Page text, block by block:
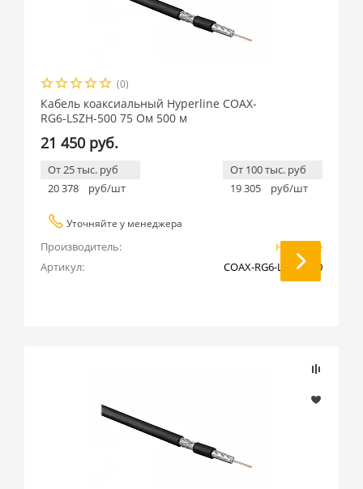
(0)
Кабель коаксиальный Hyperline COAX-
RG6-LSZH-500 75 Ом 500 м
21 450 руб.
От 25 тыс. руб
20 378
руб/шт
От 100 тыс. руб
19 305
руб/шт
Уточняйте у менеджера
Производитель:
Hyperline
Артикул:
COAX-RG6-LSZH-500